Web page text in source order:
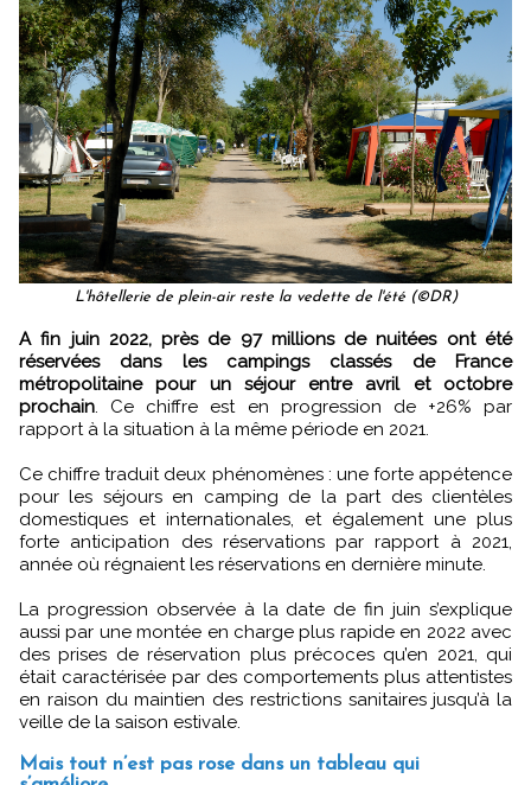
L'hôtellerie de plein-air reste la vedette de l'été (©DR)
A fin juin 2022, près de 97 millions de nuitées ont été
réservées dans les campings classés de France
métropolitaine pour un séjour entre avril et octobre
prochain. Ce chiffre est en progression de +26% par
rapport à la situation à la même période en 2021.
Ce chiffre traduit deux phénomènes : une forte appétence
pour les séjours en camping de la part des clientèles
domestiques et internationales, et également une plus
forte anticipation des réservations par rapport à 2021,
année où régnaient les réservations en dernière minute.
La progression observée à la date de fin juin s’explique
aussi par une montée en charge plus rapide en 2022 avec
des prises de réservation plus précoces qu’en 2021, qui
était caractérisée par des comportements plus attentistes
en raison du maintien des restrictions sanitaires jusqu’à la
veille de la saison estivale.
Mais tout n’est pas rose dans un tableau qui